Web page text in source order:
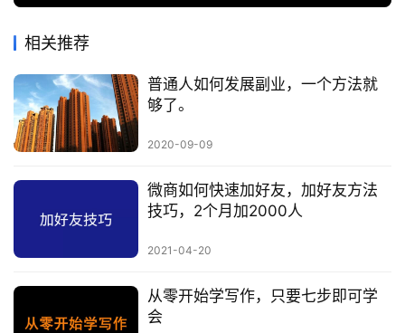
相关推荐
普通人如何发展副业，一个方法就
够了。
2020-09-09
微商如何快速加好友，加好友方法
技巧，2个月加2000人
2021-04-20
从零开始学写作，只要七步即可学
会